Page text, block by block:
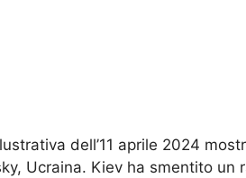
dell’11 aprile 2024
Ucraina. Kiev ha smentito